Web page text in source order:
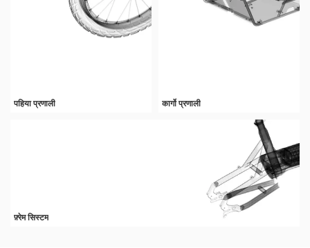
पहिया प्रणाली कार्गो प्रणाली
फ़्रेम सिस्टम